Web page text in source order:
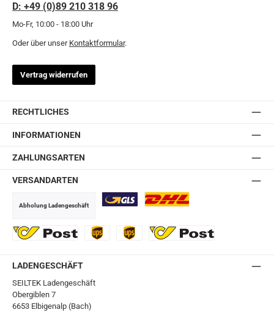
D: +49 (0)89 210 318 96
Mo-Fr, 10:00 - 18:00 Uhr
Oder über unser Kontaktformular.
Vertrag widerrufen
RECHTLICHES
INFORMATIONEN
ZAHLUNGSARTEN
VERSANDARTEN
Abholung Ladengeschäft
LADENGESCHÄFT
SEILTEK Ladengeschäft
Obergiblen 7
6653 Elbigenalp (Bach)